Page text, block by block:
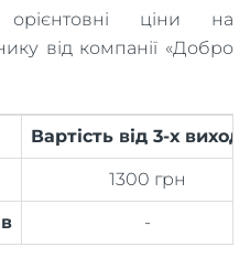
ціни на
від компанії «Добро
Вартість від 3-х
1300 грн
-